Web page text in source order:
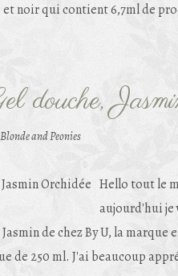
noir qui contient 6,7ml de
and Peonies
Hello tout le
aujourd'hui je
de chez By U, la marque
de 250 ml. J'ai beaucoup